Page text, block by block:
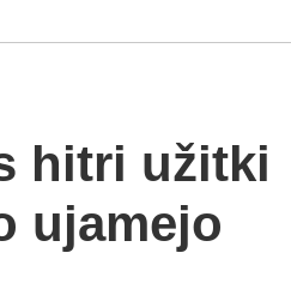
hitri užitki
ujamejo